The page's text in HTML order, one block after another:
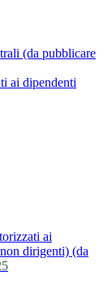
(da pubblicare
ai dipendenti
ai
dirigenti) (da